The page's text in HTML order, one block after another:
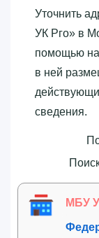
Уточнить
УК Рго»‎ в
помощью
в ней
сведения.
МБУ